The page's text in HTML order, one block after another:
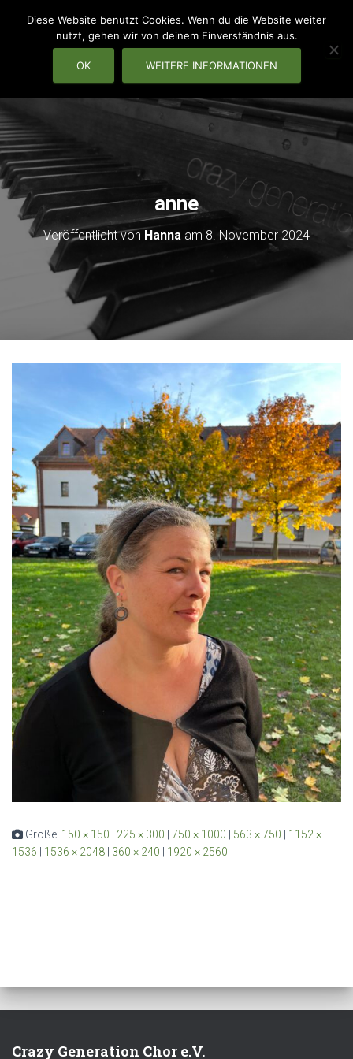
anne
Veröffentlicht von Hanna am 8. November 2024
Größe: 150 × 150 225 × 300 750 × 1000 563 × 750
1152 ×
1536
1536 × 2048 360 × 240 1920 × 2560
Crazy Generation Chor e.V.
Diese Website benutzt Cookies. Wenn du die Website weiter
nutzt, gehen wir von deinem Einverständnis aus.
OK WEITERE INFORMATIONEN